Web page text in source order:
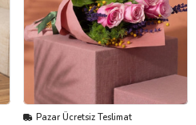
Pazar Ücretsiz Teslimat